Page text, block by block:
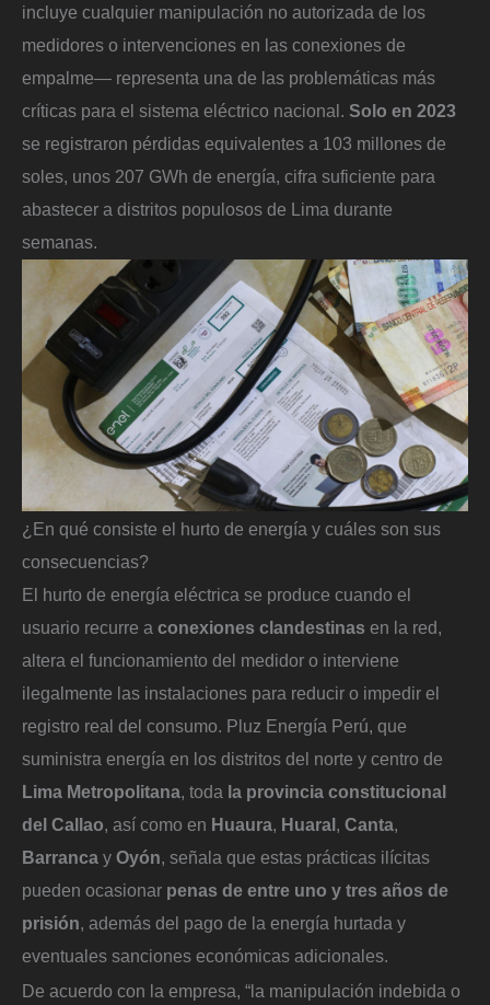
incluye cualquier manipulación no autorizada de los
medidores o intervenciones en las conexiones de
empalme— representa una de las problemáticas más
críticas para el sistema eléctrico nacional. Solo en 2023
se registraron pérdidas equivalentes a 103 millones de
soles, unos 207 GWh de energía, cifra suficiente para
abastecer a distritos populosos de Lima durante
semanas.
¿En qué consiste el hurto de energía y cuáles son sus
consecuencias?
El hurto de energía eléctrica se produce cuando el
usuario recurre a conexiones clandestinas en la red,
altera el funcionamiento del medidor o interviene
ilegalmente las instalaciones para reducir o impedir el
registro real del consumo. Pluz Energía Perú, que
suministra energía en los distritos del norte y centro de
Lima Metropolitana, toda la provincia constitucional
del Callao, así como en Huaura, Huaral , Canta,
Barranca y Oyón, señala que estas prácticas ilícitas
pueden ocasionar penas de entre uno y tres años de
prisión, además del pago de la energía hurtada y
eventuales sanciones económicas adicionales.
De acuerdo con la empresa, “la manipulación indebida o